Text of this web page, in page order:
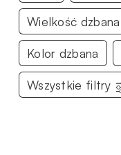
Wielkość dzbana
Kolor dzbana
Wszystkie filtry